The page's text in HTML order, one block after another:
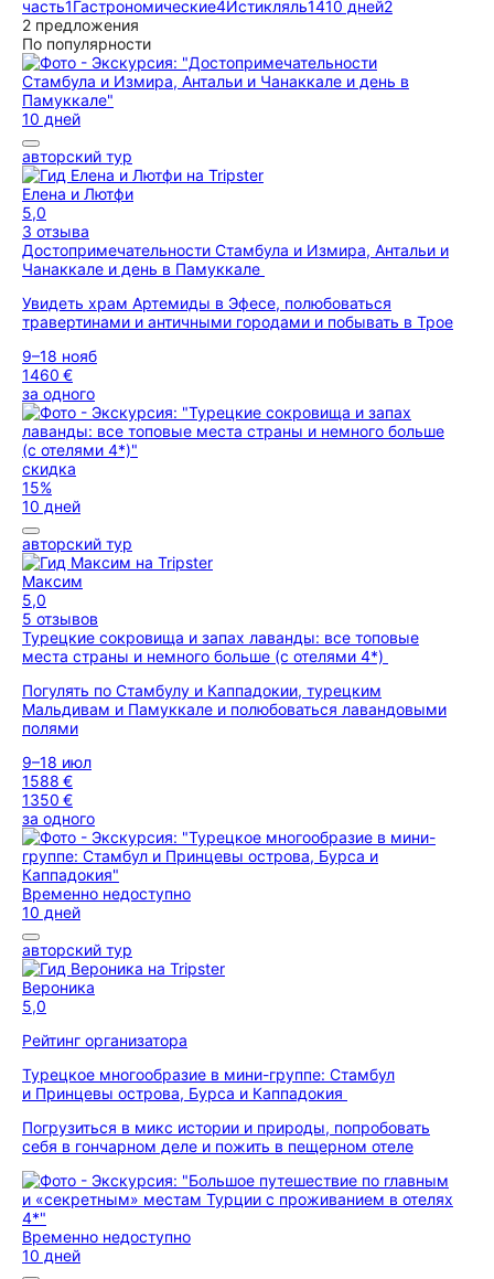
часть1Гастрономические4Истикляль1410 дней2
2 предложения
По популярности
10 дней
авторский тур
Елена и Лютфи
5,0
3 отзыва
Достопримечательности Стамбула и Измира, Антальи и
Чанаккале и день в Памуккале
Увидеть храм Артемиды в Эфесе, полюбоваться
травертинами и античными городами и побывать в Трое
9–18 нояб
1460 €
за одного
скидка
15%
10 дней
авторский тур
Максим
5,0
5 отзывов
Турецкие сокровища и запах лаванды: все топовые
места страны и немного больше (с отелями 4*)
Погулять по Стамбулу и Каппадокии, турецким
Мальдивам и Памуккале и полюбоваться лавандовыми
полями
9–18 июл
1588 €
1350 €
за одного
Временно недоступно
10 дней
авторский тур
Вероника
5,0
Рейтинг организатора
Турецкое многообразие в мини-группе: Стамбул
и Принцевы острова, Бурса и Каппадокия
Погрузиться в микс истории и природы, попробовать
себя в гончарном деле и пожить в пещерном отеле
Временно недоступно
10 дней